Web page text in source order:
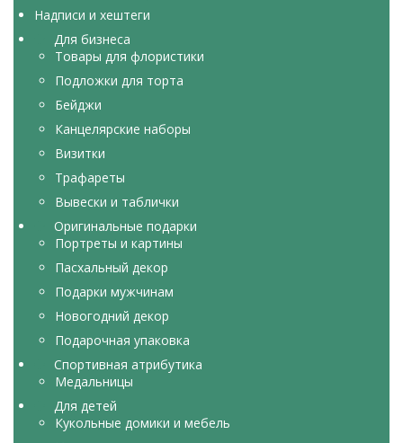
Надписи и хештеги
Для бизнеса
Товары для флористики
Подложки для торта
Бейджи
Канцелярские наборы
Визитки
Трафареты
Вывески и таблички
Оригинальные подарки
Портреты и картины
Пасхальный декор
Подарки мужчинам
Новогодний декор
Подарочная упаковка
Спортивная атрибутика
Медальницы
Для детей
Кукольные домики и мебель